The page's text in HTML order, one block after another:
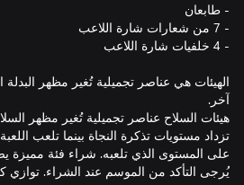
الهيئات هي عناصر تجميلية تُغير مظهر البدلة
تزداد مستويات تذكرة النجاة بينما تلعب
يُرجى التأكد من الموسم عند الشراء.